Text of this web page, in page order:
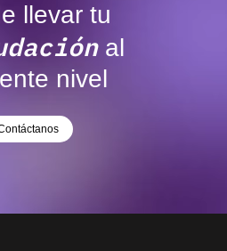
llevar tu
al
nivel